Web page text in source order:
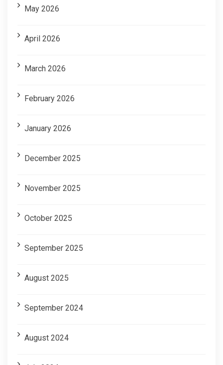
May 2026
April 2026
March 2026
February 2026
January 2026
December 2025
November 2025
October 2025
September 2025
August 2025
September 2024
August 2024